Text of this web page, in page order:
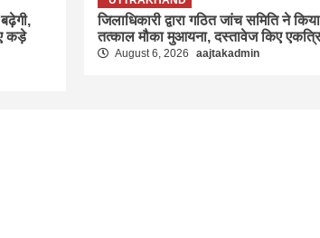
कड़े
जिलाधिकारी द्वारा गठित जांच समिति ने किया
तत्काल मौका मुआयना, दस्तावेज किए
August 6, 2026 aajtakadmin